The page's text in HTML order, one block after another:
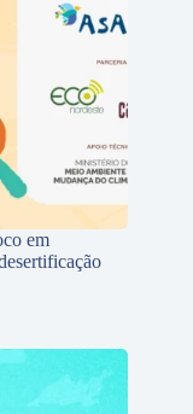
em